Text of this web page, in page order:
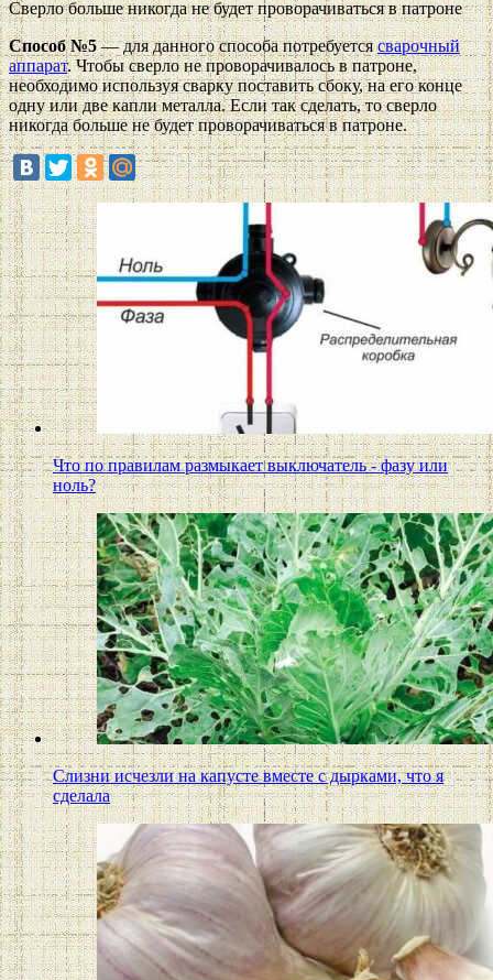
Сверло больше никогда не будет проворачиваться в патроне
Способ №5— для данного способа потребуетсясварочный
аппарат. Чтобы сверло не проворачивалось в патроне,
необходимо используя сварку поставить сбоку, на его конце
одну или две капли металла. Если так сделать, то сверло
никогда больше не будет проворачиваться в патроне.
Что по правилам размыкает выключатель - фазу или
ноль?
Слизни исчезли на капусте вместе с дырками, что я
сделала